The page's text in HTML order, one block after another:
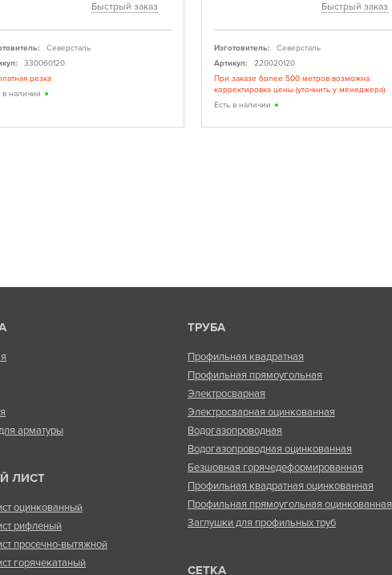
Быстрый заказ
Северсталь
330060120
резка
в наличии
Быстрый заказ
Изготовитель:
Северсталь
Артикул:
220020120
При заказе более 500 метров возможна
корректировка цены (уточнить у менеджера)
Есть в наличии
арматуры
ЛИСТ
оцинкованный
рифленый
просечно-вытяжной
горячекатаный
ТРУБА
Профильная квадратная
Профильная прямоугольная
Электросварная
Электросварная оцинкованная
Водогазопроводная
Водогазопроводная оцинкованная
Безшовная горячедеформированная
Профильная квадратная оцинкованная
Профильная прямоугольная оцинкованная
Заглушки для профильных труб
СЕТКА